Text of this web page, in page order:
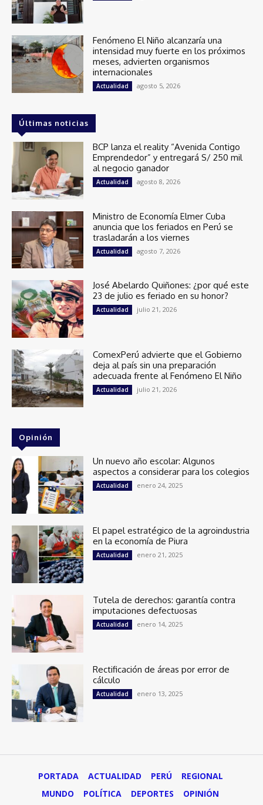
Fenómeno El Niño alcanzaría una
intensidad muy fuerte en los próximos
meses, advierten organismos
internacionales
Actualidad agosto 5, 2026
Últimas noticias
BCP lanza el reality “Avenida Contigo
Emprendedor” y entregará S/ 250 mil
al negocio ganador
Actualidad agosto 8, 2026
Ministro de Economía Elmer Cuba
anuncia que los feriados en Perú se
trasladarán a los viernes
Actualidad agosto 7, 2026
José Abelardo Quiñones: ¿por qué este
23 de julio es feriado en su honor?
Actualidad julio 21, 2026
ComexPerú advierte que el Gobierno
deja al país sin una preparación
adecuada frente al Fenómeno El Niño
Actualidad julio 21, 2026
Opinión
Un nuevo año escolar: Algunos
aspectos a considerar para los colegios
Actualidad enero 24, 2025
El papel estratégico de la agroindustria
en la economía de Piura
Actualidad enero 21, 2025
Tutela de derechos: garantía contra
imputaciones defectuosas
Actualidad enero 14, 2025
Rectificación de áreas por error de
cálculo
Actualidad enero 13, 2025
PORTADA ACTUALIDAD PERÚ
REGIONAL
MUNDO
POLÍTICA DEPORTES OPINIÓN